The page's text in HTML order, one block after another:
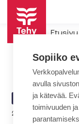
Hyppää
pääsisältöön
Etusivu
ARTIKKELIN
KATEGORIA
28.3.2023 | 14:24
Sopiiko
avulla
ja kätevää.
toimivuuden